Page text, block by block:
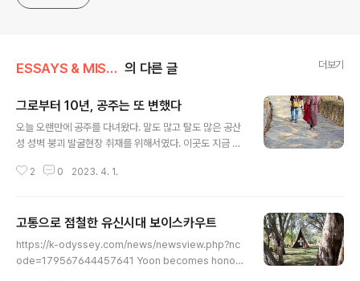
generalized viewpoint
ESSAYS & MISCELLANIES 의 다른 글 더보기
그로부터 10년, 공주는 또 변했다
오늘 오랜만에 공주를 다녀왔다. 말도 많고 탈도 많은 공산
성 성벽 붕괴 발굴현장 취재를 위해서였다. 이곳도 지금 때
이보다 나를 더욱 슬프게 만든 풍광은 경주와의 오버랩이
해서 고도古都로 지정된 곳이다. 하지만 고도의 풍광은 빈
약하기 짝이 없어 그 면모야 공산성과 무령왕릉이 포진한
송산리 고분군, 그리고 그 인근 뼈다구 앙상한 정지산 유적
2 0 2023. 4. 1.
고통으로 점철한 유신시대 보이스카우트
https://k-odyssey.com/news/newsview.php?nc
ode=179567644457641 Yoon becomes honor